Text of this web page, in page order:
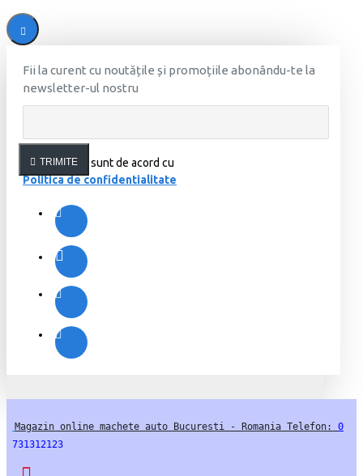
Fii la curent cu noutățile și promoțiile abonându-te la
newsletter-ul nostru
TRIMITE
Am citit şi sunt de acord cu
Politica de confidentialitate
Magazin online machete auto Bucuresti - Romania Telefon: 0
731312123